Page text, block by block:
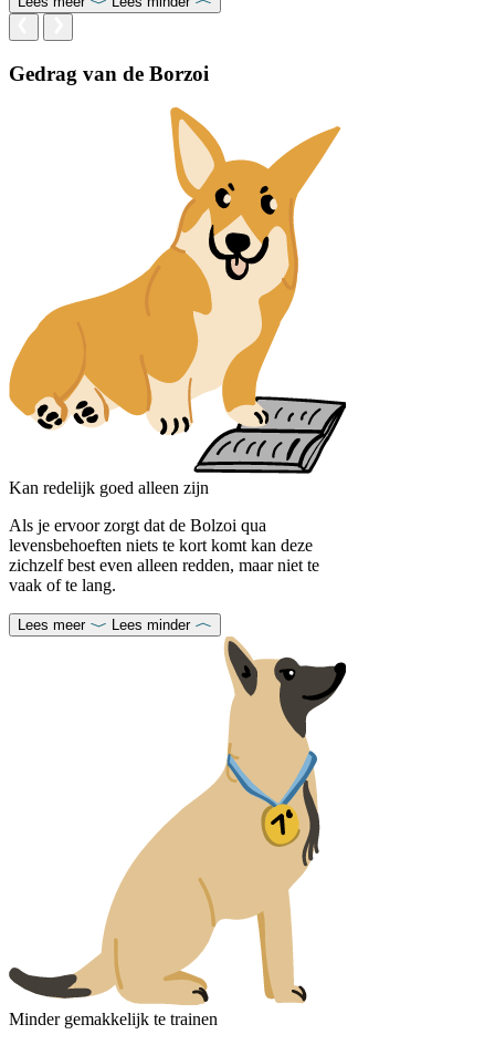
Gedrag van de Borzoi
Kan redelijk goed alleen zijn
Als je ervoor zorgt dat de Bolzoi qua
levensbehoeften niets te kort komt kan deze
zichzelf best even alleen redden, maar niet te
vaak of te lang.
Lees meer Lees minder
Minder gemakkelijk te trainen